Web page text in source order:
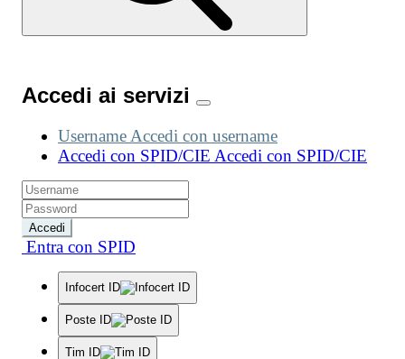
Accedi ai servizi
Username Accedi con username
Accedi con SPID/CIE Accedi con SPID/CIE
Accedi
Entra con SPID
Infocert ID
Poste ID
Tim ID